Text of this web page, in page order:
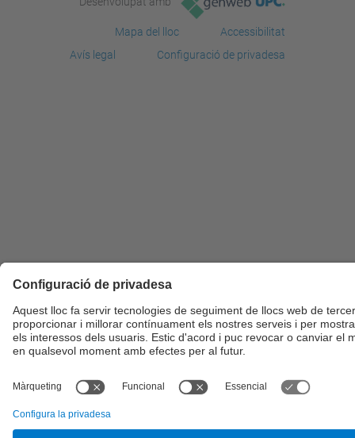
Mapa del lloc
Accessibilitat
Avís legal
Configuració de privadesa